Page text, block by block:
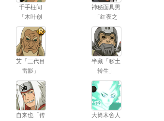
千手柱间
「木叶创
立」
神秘面具男
「红夜之
刃」
艾「三代目
雷影」
半藏「秽土
转生」
自来也「传
大筒木舍人